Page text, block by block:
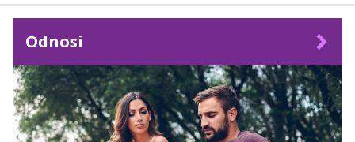
Odnosi